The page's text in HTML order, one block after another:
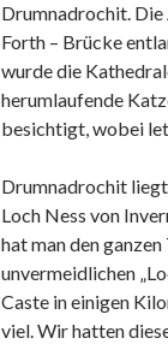
Drumnadrochit. Die
Forth – Brücke
wurde die
herumlaufende
besichtigt, wobei
Drumnadrochit
Loch Ness von
hat man den
unvermeidlichen
Caste in einigen
viel. Wir hatten